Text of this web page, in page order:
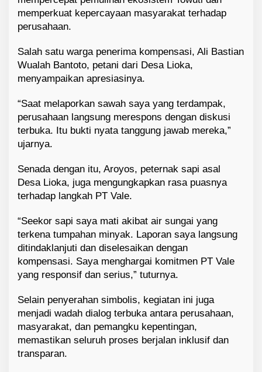
memperkuat kepercayaan masyarakat terhadap
perusahaan.
Salah satu warga penerima kompensasi, Ali Bastian
Wualah Bantoto, petani dari Desa Lioka,
menyampaikan apresiasinya.
“Saat melaporkan sawah saya yang terdampak,
perusahaan langsung merespons dengan diskusi
terbuka. Itu bukti nyata tanggung jawab mereka,”
ujarnya.
Senada dengan itu, Aroyos, peternak sapi asal
Desa Lioka, juga mengungkapkan rasa puasnya
terhadap langkah PT Vale.
“Seekor sapi saya mati akibat air sungai yang
terkena tumpahan minyak. Laporan saya langsung
ditindaklanjuti dan diselesaikan dengan
kompensasi. Saya menghargai komitmen PT Vale
yang responsif dan serius,” tuturnya.
Selain penyerahan simbolis, kegiatan ini juga
menjadi wadah dialog terbuka antara perusahaan,
masyarakat, dan pemangku kepentingan,
memastikan seluruh proses berjalan inklusif dan
transparan.